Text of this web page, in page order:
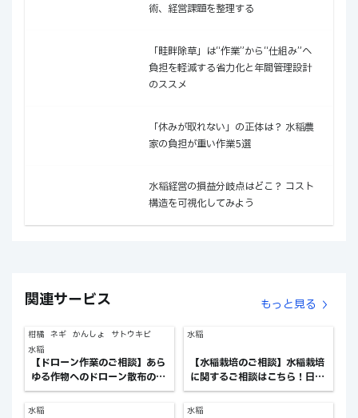
術、経営課題を整理する
「畦畔除草」は“作業”から“仕組み”へ ──
負担を軽減する省力化と年間管理設計
のススメ
「休みが取れない」の正体は？ 水稲農
家の負担が重い作業5選
水稲経営の損益分岐点はどこ？ コスト
構造を可視化してみよう
関連サービス もっと見る
柑橘 ネギ かんしょ
サトウキビ
水稲
【ドローン作業のご相談】あら
ゆる作物へのドローン散布のご
相談！ex.産地への防除立上な
ど
水稲
【水稲栽培のご相談】水稲栽培
に関するご相談はこちら！日々
の管理や作業のお悩みなど
水稲 水稲